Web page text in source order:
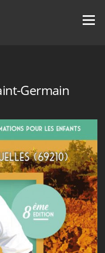
Menu
Germain